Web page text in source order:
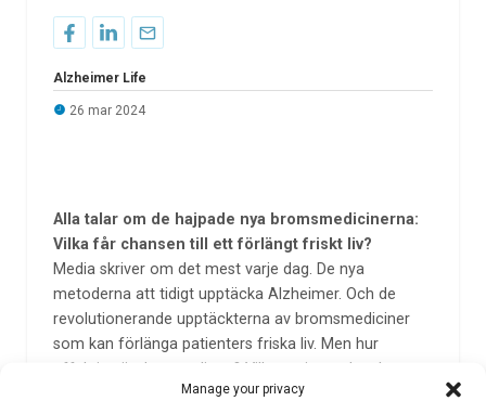
Manage your privacy
Alzheimer Life
26 mar 2024
Alla talar om de hajpade nya bromsmedicinerna:
Vilka får chansen till ett förlängt friskt liv?
Media skriver om det mest varje dag. De nya
metoderna att tidigt upptäcka Alzheimer. Och de
revolutionerande upptäckterna av bromsmediciner
som kan förlänga patienters friska liv. Men hur
effektiva är de egentligen? Vilka patienter kan komma
i fråga att få dessa bromsmediciner? Och när är det